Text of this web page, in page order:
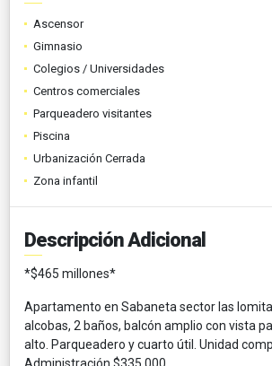
Ascensor
Gimnasio
Colegios / Universidades
Centros comerciales
Parqueadero visitantes
Piscina
Urbanización Cerrada
Zona infantil
Descripción Adicional
*$465 millones*
Apartamento en Sabaneta sector las
alcobas, 2 baños, balcón amplio con vista
alto. Parqueadero y cuarto útil. Unidad